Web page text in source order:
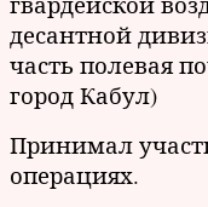
десантной
часть полевая
город Кабул)
Принимал
операциях.